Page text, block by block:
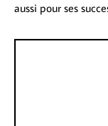
aussi pour ses